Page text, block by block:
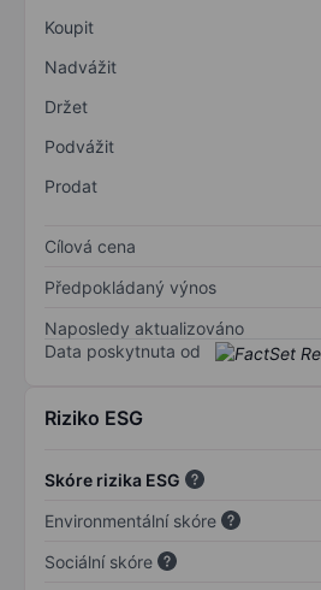
Koupit
Nadvážit
Držet
Podvážit
Prodat
Cílová cena
Předpokládaný výnos
Naposledy aktualizováno
Data poskytnuta od
Riziko ESG
Skóre rizika ESG
Environmentální skóre
Sociální skóre